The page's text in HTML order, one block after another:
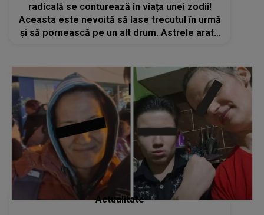
radicală se conturează în viața unei zodii!
Aceasta este nevoită să lase trecutul în urmă
și să pornească pe un alt drum. Astrele arată
Actualitate